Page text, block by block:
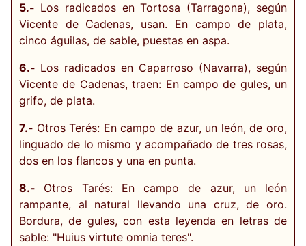
5.- Los radicados en Tortosa (Tarragona), según
Vicente de Cadenas, usan. En campo de plata,
cinco águilas, de sable, puestas en aspa.
6.- Los radicados en Caparroso (Navarra), según
Vicente de Cadenas, traen: En campo de gules, un
grifo, de plata.
7.- Otros Terés: En campo de azur, un león, de oro,
linguado de lo mismo y acompañado de tres rosas,
dos en los flancos y una en punta.
8.- Otros Tarés: En campo de azur, un león
rampante, al natural llevando una cruz, de oro.
Bordura, de gules, con esta leyenda en letras de
sable: "Huius virtute omnia teres".